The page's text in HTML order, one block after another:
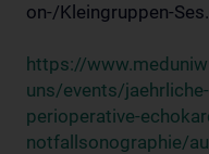
on-/Kleingruppen-
https://
uns/events/
perioperative-
notfallsonographie/